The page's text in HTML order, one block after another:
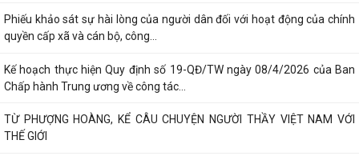
Phiếu khảo sát sự hài lòng của người dân đối với hoạt động của chính
quyền cấp xã và cán bộ, công...
Kế hoạch thực hiện Quy định số 19-QĐ/TW ngày 08/4/2026 của Ban
Chấp hành Trung ương về công tác...
TỪ PHƯỢNG HOÀNG, KỂ CÂU CHUYỆN NGƯỜI THẦY VIỆT NAM VỚI
THẾ GIỚI